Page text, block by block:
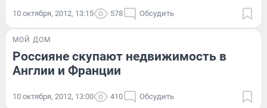
10 октября, 2012, 13:15 578 Обсудить
МОЙ ДОМ
Россияне скупают недвижимость в
Англии и Франции
10 октября, 2012, 13:00 410 Обсудить